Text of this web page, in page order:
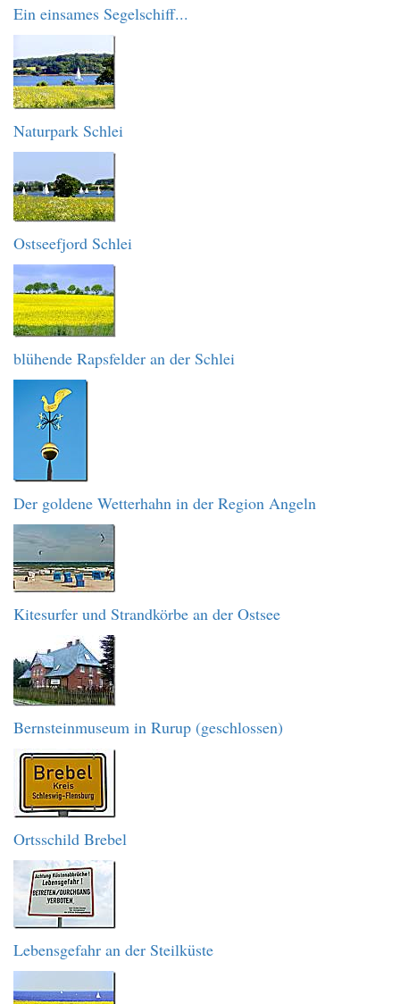
Ein einsames Segelschiff...
Naturpark Schlei
Ostseefjord Schlei
blühende Rapsfelder an der Schlei
Der goldene Wetterhahn in der Region Angeln
Kitesurfer und Strandkörbe an der Ostsee
Bernsteinmuseum in Rurup (geschlossen)
Ortsschild Brebel
Lebensgefahr an der Steilküste